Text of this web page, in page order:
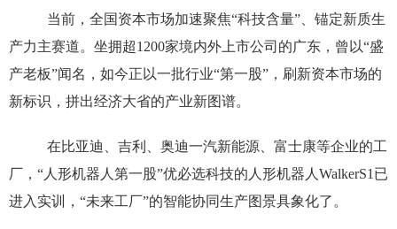
当前，全国资本市场加速聚焦“科技含量”、锚定新质生
产力主赛道。坐拥超1200家境内外上市公司的广东，曾以“盛
产老板”闻名，如今正以一批行业“第一股”，刷新资本市场的
新标识，拼出经济大省的产业新图谱。
在比亚迪、吉利、奥迪一汽新能源、富士康等企业的工
厂，“人形机器人第一股”优必选科技的人形机器人WalkerS1已
进入实训，“未来工厂”的智能协同生产图景具象化了。